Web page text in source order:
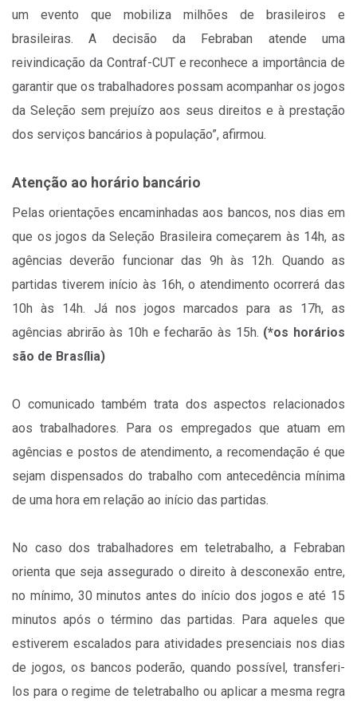
um evento que mobiliza milhões de brasileiros e
brasileiras. A decisão da Febraban atende uma
reivindicação da Contraf-CUT e reconhece a importância de
garantir que os trabalhadores possam acompanhar os jogos
da Seleção sem prejuízo aos seus direitos e à prestação
dos serviços bancários à população”, afirmou.
Atenção ao horário bancário
Pelas orientações encaminhadas aos bancos, nos dias em
que os jogos da Seleção Brasileira começarem às 14h, as
agências deverão funcionar das 9h às 12h. Quando as
partidas tiverem início às 16h, o atendimento ocorrerá das
10h às 14h. Já nos jogos marcados para as 17h, as
agências abrirão às 10h e fecharão às 15h. (*os horários
são de Brasília)
O comunicado também trata dos aspectos relacionados
aos trabalhadores. Para os empregados que atuam em
agências e postos de atendimento, a recomendação é que
sejam dispensados do trabalho com antecedência mínima
de uma hora em relação ao início das partidas.
No caso dos trabalhadores em teletrabalho, a Febraban
orienta que seja assegurado o direito à desconexão entre,
no mínimo, 30 minutos antes do início dos jogos e até 15
minutos após o término das partidas. Para aqueles que
estiverem escalados para atividades presenciais nos dias
de jogos, os bancos poderão, quando possível, transferi-
los para o regime de teletrabalho ou aplicar a mesma regra